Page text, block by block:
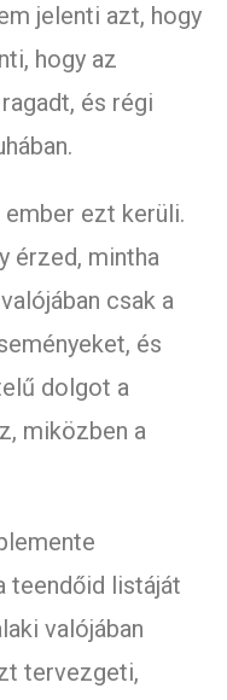
jelenti azt, hogy
hogy az
és régi
ezt kerüli.
érzed, mintha
csak a
és
dolgot a
miközben a
teendőid listáját
valójában
tervezgeti,